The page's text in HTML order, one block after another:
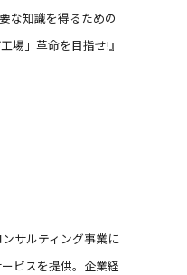
な知識を得るための
場」革命を目指せ!』
サルティング事業に
ビスを提供。企業経